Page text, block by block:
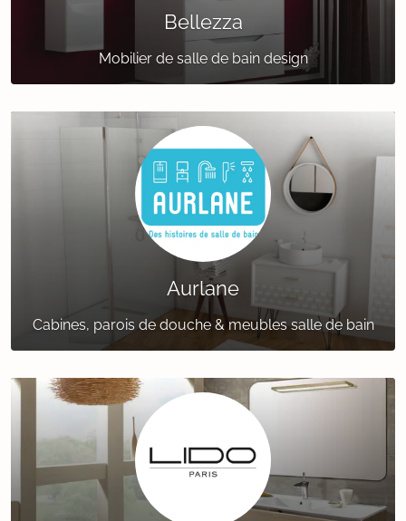
Bellezza
Mobilier de salle de bain design
Aurlane
Cabines, parois de douche & meubles salle de bain